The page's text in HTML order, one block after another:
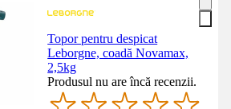
Topor pentru despicat
Leborgne, coadă Novamax,
2,5kg
Produsul nu are încă recenzii.